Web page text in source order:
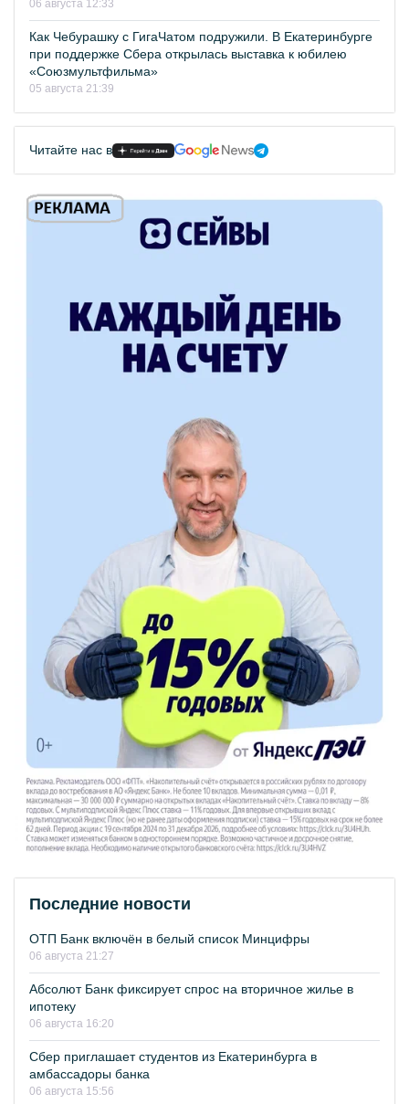
06 августа 12:33
Как Чебурашку с ГигаЧатом подружили. В Екатеринбурге
при поддержке Сбера открылась выставка к юбилею
«Союзмультфильма»
05 августа 21:39
Читайте нас в
Последние новости
ОТП Банк включён в белый список Минцифры
06 августа 21:27
Абсолют Банк фиксирует спрос на вторичное жилье в
ипотеку
06 августа 16:20
Сбер приглашает студентов из Екатеринбурга в
амбассадоры банка
06 августа 15:56